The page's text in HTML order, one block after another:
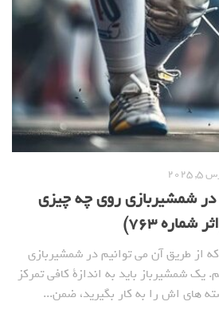
در شمشیربازی روی چه چیزی
763)
از طریق آن می توانیم در شمشیربازی
یک شمشیرباز باید به اندازة کافی تمرکز
های اش را به کار بگیرید، ضمن...